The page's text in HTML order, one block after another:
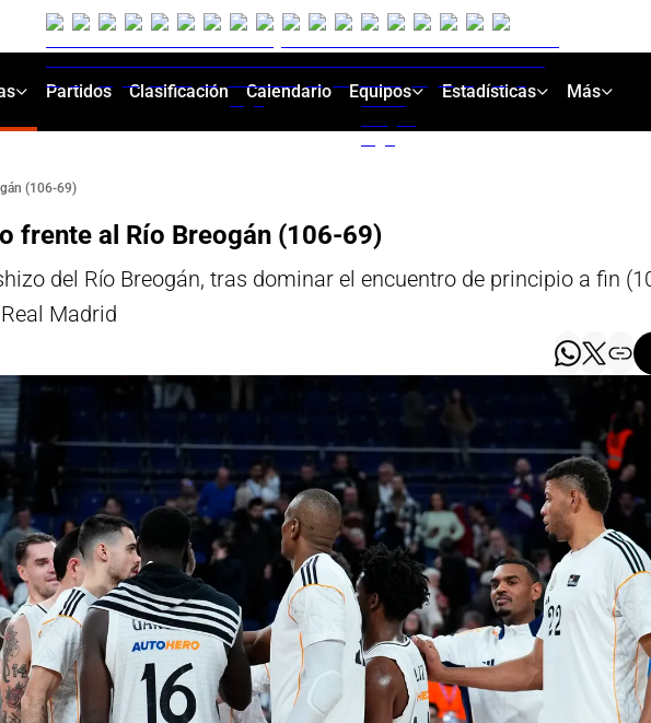
Partidos Clasificación Calendario Equipos Estadísticas Más
(106-69)
frente al Río Breogán (106-69)
del Río Breogán, tras dominar el encuentro de principio a fin
Madrid